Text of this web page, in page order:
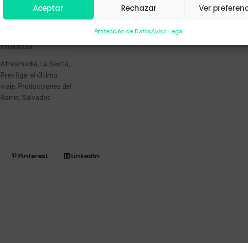
Aceptar Rechazar Ver
Protección de DatosAviso Legal
ETIQUETAS
Atresmedia, La Sexta,
Prestige: el último
viaje, Producciones del
Barrio, Salvados
Pinterest LinkedIn